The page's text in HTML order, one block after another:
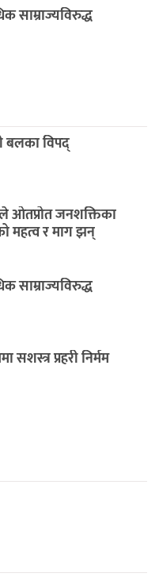
साम्राज्यविरुद्ध
बलका विपद्
ओतप्रोत जनशक्तिका
महत्व र माग झन्
साम्राज्यविरुद्ध
सशस्त्र प्रहरी निर्मम